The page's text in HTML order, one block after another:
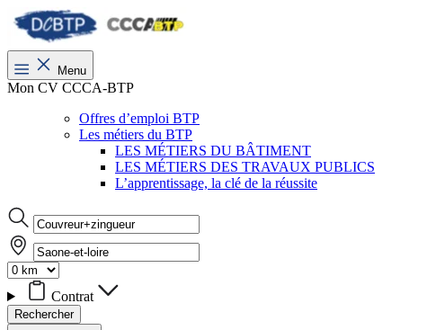
Menu
Mon CV CCCA-BTP
Offres d’emploi BTP
Les métiers du BTP
LES MÉTIERS DU BÂTIMENT
LES MÉTIERS DES TRAVAUX PUBLICS
L’apprentissage, la clé de la réussite
Contrat
Rechercher